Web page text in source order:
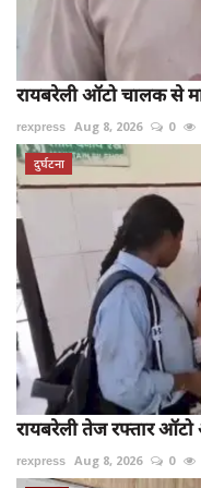
रायबरेली ऑटो चालक से
rexpress Aug 8, 2026 0
दुर्घटना
रायबरेली तेज रफ्तार ऑटो
rexpress Aug 8, 2026 0